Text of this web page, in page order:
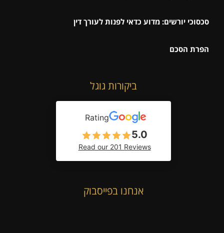
סכסוכי יורשים: מדוע כדאי לפנות לעורך דין
הפרת הסכם
ביקורות גוגל
Rating
5.0
Read our 201 Reviews
אנחנו בפייסבוק